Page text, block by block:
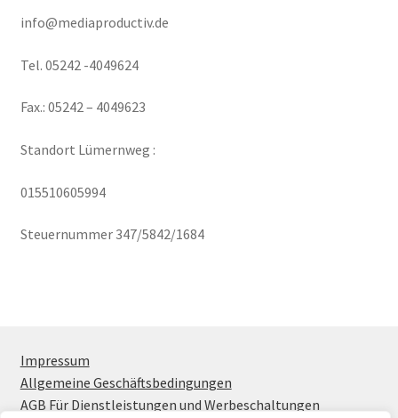
OWL Webshop – Black Rabbat
info@mediaproductiv.de
Tel. 05242 -4049624
Fax.: 05242 – 4049623
Standort Lümernweg :
015510605994
Steuernummer 347/5842/1684
Impressum
Allgemeine Geschäftsbedingungen
AGB Für Dienstleistungen und Werbeschaltungen